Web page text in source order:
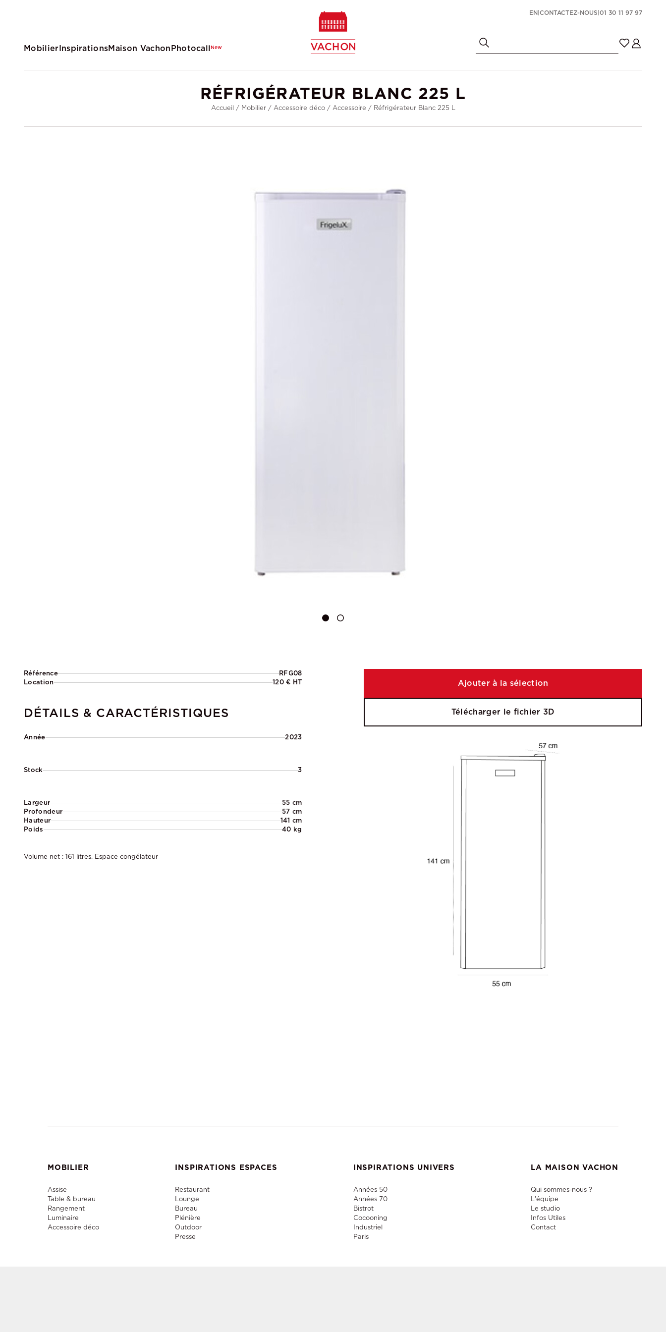
MobilierInspirationsMaison VachonPhotocallNew
EN CONTACTEZ-NOUS 01 30 11 97 97
RÉFRIGÉRATEUR BLANC 225 L
Accueil / Mobilier/ Accessoire déco/ Accessoire / Réfrigérateur Blanc 225 L
Référence
RFG08
Location
120 € HT
DÉTAILS & CARACTÉRISTIQUES
Année 2023
Stock 3
Largeur
55 cm
Profondeur
57 cm
Hauteur
141 cm
Poids
40 kg
Volume net : 161 litres. Espace congélateur
Ajouter à la sélection
Télécharger le fichier 3D
MOBILIER
Assise
Table & bureau
Rangement
Luminaire
Accessoire déco
INSPIRATIONS ESPACES
Restaurant
Lounge
Bureau
Plénière
Outdoor
Presse
INSPIRATIONS UNIVERS
Années 50
Années 70
Bistrot
Cocooning
Industriel
Paris
LA MAISON VACHON
Qui sommes-nous ?
L'équipe
Le studio
Infos Utiles
Contact